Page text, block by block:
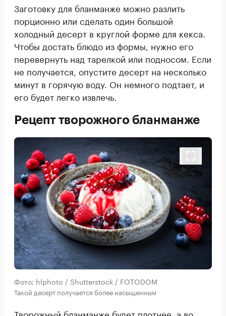
Заготовку для бланманже можно разлить
порционно или сделать один большой
холодный десерт в круглой форме для кекса.
Чтобы достать блюдо из формы, нужно его
перевернуть над тарелкой или подносом. Если
не получается, опустите десерт на несколько
минут в горячую воду. Он немного подтает, и
его будет легко извлечь.
Рецепт творожного бланманже
Фото: hlphoto / Shutterstock / FOTODOM
Такой десерт получается более насыщенным